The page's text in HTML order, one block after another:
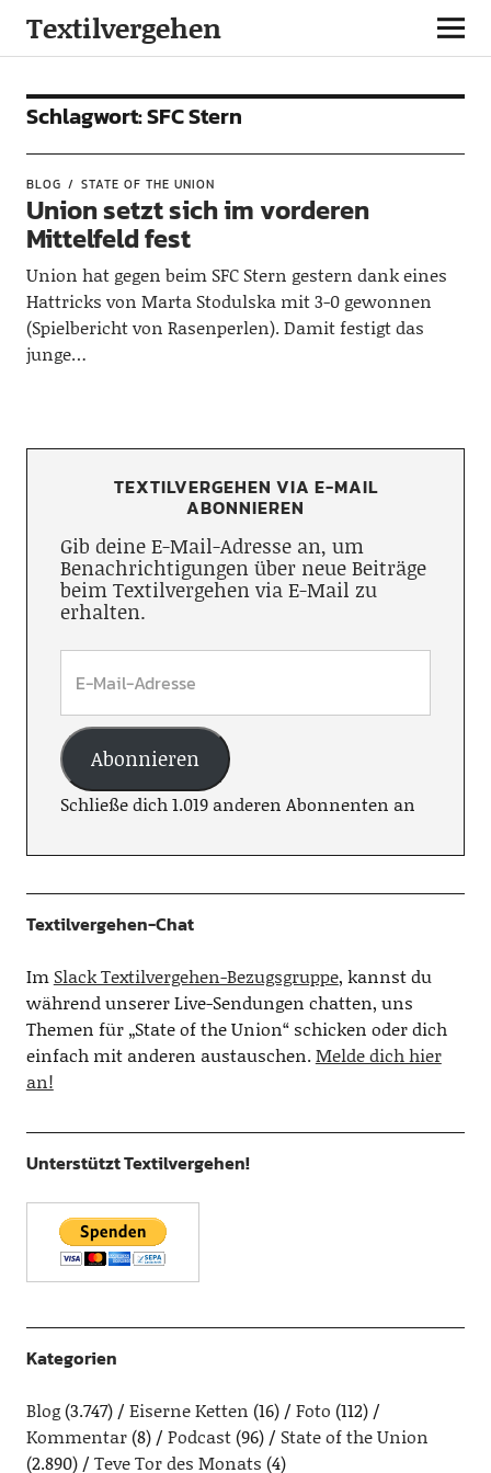
Textilvergehen
Schlagwort:SFC Stern
BLOG STATE OF THE UNION
Union setzt sich im vorderen
Mittelfeld fest
Union hat gegen beim SFC Stern gestern dank eines
Hattricks von Marta Stodulska mit 3-0 gewonnen
(Spielbericht von Rasenperlen). Damit festigt das
junge…
TEXTILVERGEHEN VIA E-MAIL
ABONNIEREN
Gib deine E-Mail-Adresse an, um
Benachrichtigungen über neue Beiträge
beim Textilvergehen via E-Mail zu
erhalten.
Abonnieren
Schließe dich 1.019 anderen Abonnenten an
Textilvergehen-Chat
Im Slack Textilvergehen-Bezugsgruppe, kannst du
während unserer Live-Sendungen chatten, uns
Themen für „State of the Union“ schicken oder dich
einfach mit anderen austauschen.Melde dich hier
an!
Unterstützt Textilvergehen!
Kategorien
Blog(3.747) Eiserne Ketten (16) Foto (112)
Kommentar(8) Podcast(96)
State of the Union
(2.890)
Teve Tor des Monats (4)